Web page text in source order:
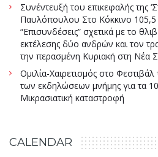
Συνέντευξή του επικεφαλής της
Παυλόπουλου Στο Κόκκινο 105,5
“Επισυνδέσεις” σχετικά με το
εκτέλεσης δύο ανδρών και τον
την περασμένη Κυριακή στη Νέα
Ομιλία-Χαιρετισμός στο
των εκδηλώσεων μνήμης για τα
Μικρασιατική καταστροφή
CALENDAR